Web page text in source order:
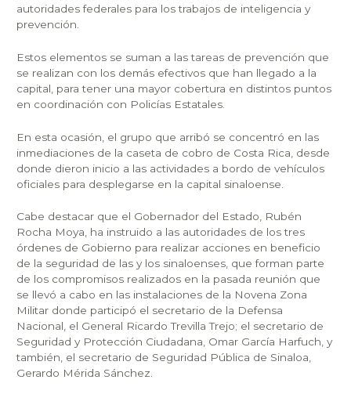
autoridades federales para los trabajos de inteligencia y
prevención.
Estos elementos se suman a las tareas de prevención que
se realizan con los demás efectivos que han llegado a la
capital, para tener una mayor cobertura en distintos puntos
en coordinación con Policías Estatales.
En esta ocasión, el grupo que arribó se concentró en las
inmediaciones de la caseta de cobro de Costa Rica, desde
donde dieron inicio a las actividades a bordo de vehículos
oficiales para desplegarse en la capital sinaloense.
Cabe destacar que el Gobernador del Estado, Rubén
Rocha Moya, ha instruido a las autoridades de los tres
órdenes de Gobierno para realizar acciones en beneficio
de la seguridad de las y los sinaloenses, que forman parte
de los compromisos realizados en la pasada reunión que
se llevó a cabo en las instalaciones de la Novena Zona
Militar donde participó el secretario de la Defensa
Nacional, el General Ricardo Trevilla Trejo; el secretario de
Seguridad y Protección Ciudadana, Omar García Harfuch, y
también, el secretario de Seguridad Pública de Sinaloa,
Gerardo Mérida Sánchez.